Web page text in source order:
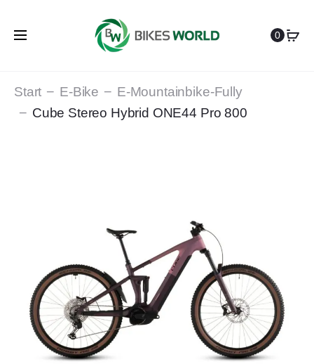
0
Start E-Bike
E-Mountainbike-Fully
Cube Stereo Hybrid ONE44 Pro 800